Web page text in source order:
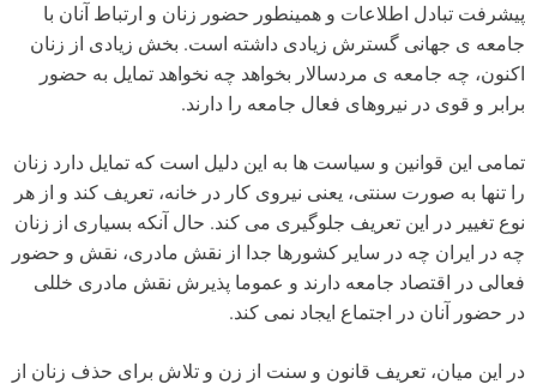
پیشرفت تبادل اطلاعات و همینطور حضور زنان و ارتباط آنان با
جامعه ی جهانی گسترش زیادی داشته است. بخش زیادی از زنان
اکنون، چه جامعه ی مردسالار بخواهد چه نخواهد تمایل به حضور
برابر و قوی در نیروهای فعال جامعه را دارند.
تمامی این قوانین و سیاست ها به این دلیل است که تمایل دارد زنان
را تنها به صورت سنتی، یعنی نیروی کار در خانه، تعریف کند و از هر
نوع تغییر در این تعریف جلوگیری می کند. حال آنکه بسیاری از زنان
چه در ایران چه در سایر کشورها جدا از نقش مادری، نقش و حضور
فعالی در اقتصاد جامعه دارند و عموما پذیرش نقش مادری خللی
در حضور آنان در اجتماع ایجاد نمی کند.
در این میان، تعریف قانون و سنت از زن و تلاش برای حذف زنان از